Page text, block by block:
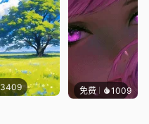
3409 免费 1009辰东